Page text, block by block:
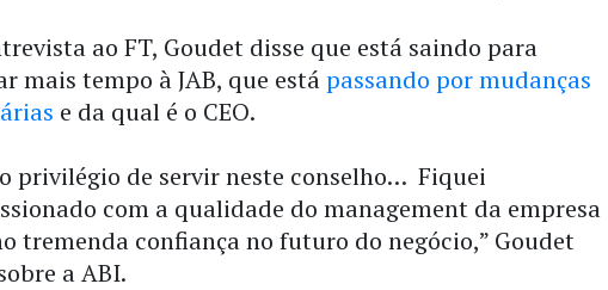
ao FT, Goudet disse que está saindo para
mais tempo à JAB, que estápassando por mudanças
e da qual é o CEO.
privilégio de servir neste conselho… Fiquei
com a qualidade do management da empresa
tremenda confiança no futuro do negócio,” Goudet
a ABI.